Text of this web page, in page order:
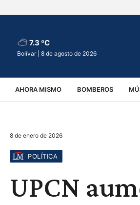
7.3 ºC
Bolívar | 8 de agosto de 2026
AHORA MISMO BOMBEROS
VIRALES ACCIDENTES
8 de enero de 2026
POLÍTICA
UPCN